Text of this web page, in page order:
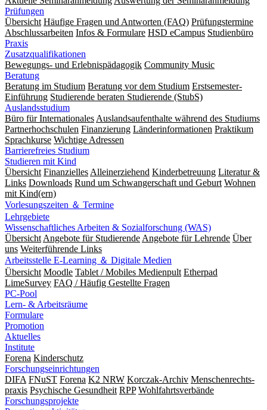
Prüfungen
Übersicht Häufige Fragen und Antworten (FAQ) Prüfungstermine
Abschlussarbeiten Infos & Formulare HSD eCampus Studienbüro
Praxis
Zusatzqualifikationen
Bewegungs- und Erlebnispädagogik Community Music
Beratung
Beratung im Studium Beratung vor dem Studium Erstsemester-
Einführung Studierende beraten Studierende (StubS)
Auslandsstudium
Büro für Internationales Auslandsaufenthalte während des Studiums
Partnerhochschulen Finanzierung Länderinformationen Praktikum
Sprachkurse Wichtige Adressen
Barrierefreies Studium
Studieren mit Kind
Übersicht Finanzielles Alleinerziehend Kinderbetreuung Literatur &
Links Downloads Rund um Schwangerschaft und Geburt Wohnen
mit Kind(ern)
Vorlesungszeiten ＆ Termine
Lehrgebiete
Wissenschaftliches Arbeiten & Sozialforschung (WAS)
Übersicht Angebote für Studierende Angebote für Lehrende Über
uns Weiterführende Links
Arbeitsstelle E-Learning ＆ Digitale Medien
Übersicht Moodle Tablet / Mobiles Medienpult Etherpad
LimeSurvey FAQ / Häufig Gestellte Fragen
PC-Pool
Lern- & Arbeitsräume
Formulare
Promotion
Aktuelles
Institute
Forena Kinderschutz
Forschungseinrichtungen
DIFA FNuST Forena K2 NRW Korczak-Archiv Men­schen­rechts­
praxis Psy­chische Gesund­heit RPP Wohlfahrts­verbände
Forschungsprojekte